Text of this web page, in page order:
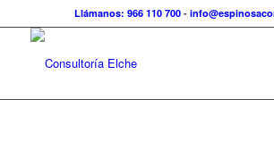
Llámanos: 966 110 700 -